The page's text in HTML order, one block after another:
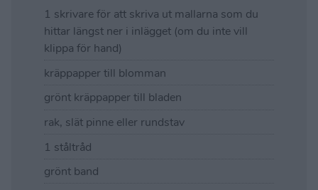
1 skrivare för att skriva ut mallarna som du
hittar längst ner i inlägget (om du inte vill
klippa för hand)
kräppapper till blomman
grönt kräppapper till bladen
rak, slät pinne eller rundstav
1 ståltråd
grönt band